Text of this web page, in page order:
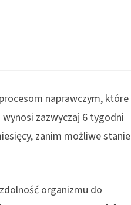
naprawczym, które
zazwyczaj 6 tygodni
zanim możliwe stanie
organizmu do